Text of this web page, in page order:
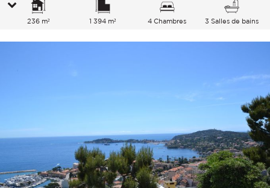
236 m² 1 394 m² 4 Chambres 3 Salles de bains